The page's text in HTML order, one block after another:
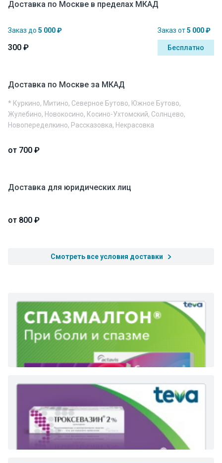
Доставка по Москве в пределах МКАД
Заказ до 5 000 ₽
300 ₽
Заказ от5 000 ₽
Бесплатно
Доставка по Москве за МКАД
* Куркино, Митино, Северное Бутово, Южное Бутово,
Жулебино, Новокосино, Косино-Ухтомский, Солнцево,
Новопеределкино, Рассказовка, Некрасовка
от 700 ₽
Доставка для юридических лиц
от 800 ₽
Смотреть все условия доставки